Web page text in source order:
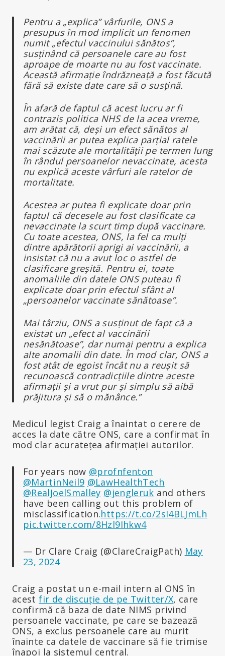
Pentru a „explica” vârfurile, ONS a
presupus în mod implicit un fenomen
numit „efectul vaccinului sănătos”,
susținând că persoanele care au fost
aproape de moarte nu au fost vaccinate.
Această afirmație îndrăzneață a fost făcută
fără să existe date care să o susțină.
În afară de faptul că acest lucru ar fi
contrazis politica NHS de la acea vreme,
am arătat că, deși un efect sănătos al
vaccinării ar putea explica parțial ratele
mai scăzute ale mortalității pe termen lung
în rândul persoanelor nevaccinate, acesta
nu explică aceste vârfuri ale ratelor de
mortalitate.
Acestea ar putea fi explicate doar prin
faptul că decesele au fost clasificate ca
nevaccinate la scurt timp după vaccinare.
Cu toate acestea, ONS, la fel ca mulți
dintre apărătorii aprigi ai vaccinării, a
insistat că nu a avut loc o astfel de
clasificare greșită. Pentru ei, toate
anomaliile din datele ONS puteau fi
explicate doar prin efectul sfânt al
„persoanelor vaccinate sănătoase”.
Mai târziu, ONS a susținut de fapt că a
existat un „efect al vaccinării
nesănătoase”, dar numai pentru a explica
alte anomalii din date. În mod clar, ONS a
fost atât de egoist încât nu a reușit să
recunoască contradicțiile dintre aceste
afirmații și a vrut pur și simplu să aibă
prăjitura și să o mănânce.”
Medicul legist Craig a înaintat o cerere de
acces la date către ONS, care a confirmat în
mod clar acuratețea afirmației autorilor.
For years now @profnfenton
@MartinNeil9 @LawHealthTech
@RealJoelSmalley @jengleruk and others
have been calling out this problem of
misclassification.https://t.co/2sI4BLJmLh
pic.twitter.com/8Hzl9Ihkw4
— Dr Clare Craig (@ClareCraigPath) May
23, 2024
Craig a postat un e-mail intern al ONS în
acestfir de discuție de pe Twitter/X, care
confirmă că baza de date NIMS privind
persoanele vaccinate, pe care se bazează
ONS, a exclus persoanele care au murit
înainte ca datele de vaccinare să fie trimise
înapoi la sistemul central.